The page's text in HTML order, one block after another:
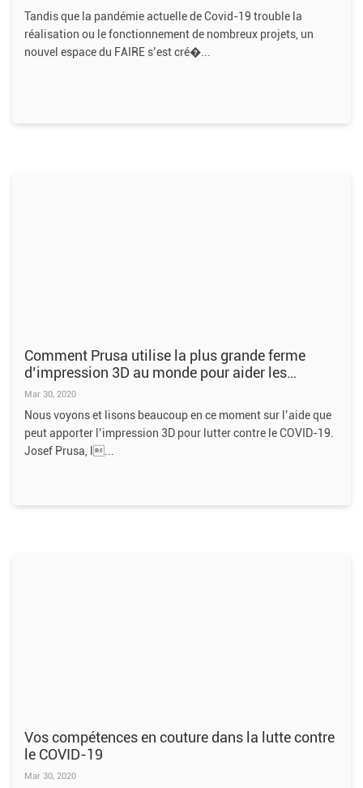
Tandis que la pandémie actuelle de Covid-19 trouble la
réalisation ou le fonctionnement de nombreux projets, un
nouvel espace du FAIRE s’est cré�
Comment Prusa utilise la plus grande ferme
d’impression 3D au monde pour aider les
hôpitaux
Mar 30, 2020
Nous voyons et lisons beaucoup en ce moment sur l’aide que
peut apporter l’impression 3D pour lutter contre le COVID-19.
Josef Prusa, l
Vos compétences en couture dans la lutte contre
le COVID-19
Mar 30, 2020